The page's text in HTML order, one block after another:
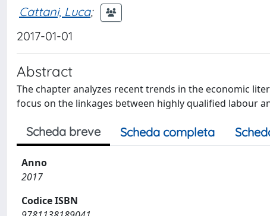
Cattani, Luca;
2017-01-01
Abstract
The chapter analyzes recent trends in the economic
focus on the linkages between highly qualified labour
Scheda breve Scheda completa
Anno
2017
Codice ISBN